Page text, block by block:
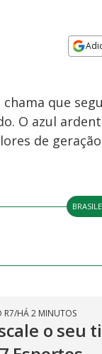
que
O azul
de
R7/HÁ 2 MINUTOS
o seu